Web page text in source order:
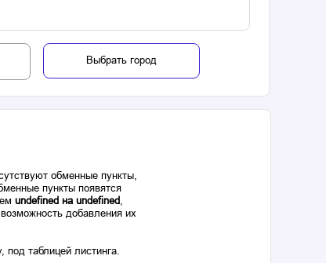
Выбрать город
обменные пункты,
пункты появятся
undefined на undefined,
добавления их
таблицей листинга.